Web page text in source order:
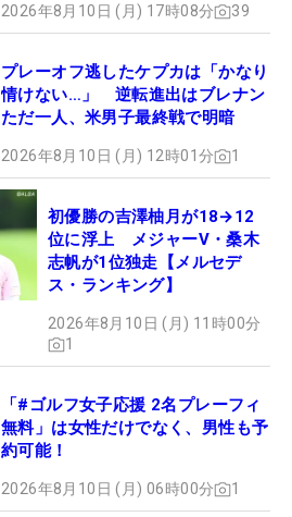
2026年8月10日 (月) 17時08分 39
プレーオフ逃したケプカは「かなり
情けない…」 逆転進出はブレナン
ただ一人、米男子最終戦で明暗
2026年8月10日 (月) 12時01分 1
初優勝の吉澤柚月が18→12
位に浮上 メジャーV・桑木
志帆が1位独走【メルセデ
ス・ランキング】
2026年8月10日 (月) 11時00分
1
「#ゴルフ女子応援 2名プレーフィ
無料」は女性だけでなく、男性も予
約可能！
2026年8月10日 (月) 06時00分 1